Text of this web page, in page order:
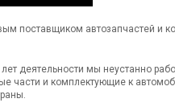
поставщиком автозапчастей и
деятельности мы неустанно
и комплектующие к